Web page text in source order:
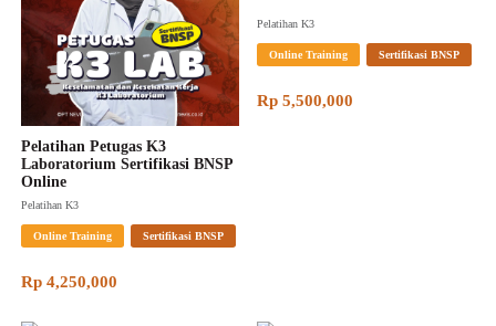
Pelatihan Petugas K3
Laboratorium Sertifikasi BNSP
Online
Pelatihan K3
Online Training Sertifikasi BNSP
Rp 4,250,000
Pelatihan K3
Online Training Sertifikasi BNSP
Rp 5,500,000